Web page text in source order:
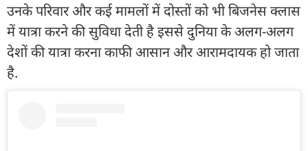
उनके परिवार और कई मामलों में दोस्तों को भी बिजनेस क्लास
में यात्रा करने की सुविधा देती है इससे दुनिया के अलग-अलग
देशों की यात्रा करना काफी आसान और आरामदायक हो जाता
है.